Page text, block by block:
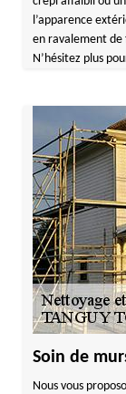
l’apparence
en ravalement de
N’hésitez plus
Soin de
Nous vous